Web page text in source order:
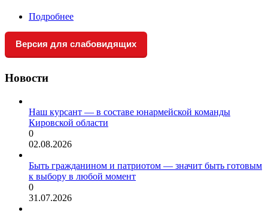
Подробнее
Версия для слабовидящих
Новости
Наш курсант — в составе юнармейской команды
Кировской области
0
02.08.2026
Быть гражданином и патриотом — значит быть готовым
к выбору в любой момент
0
31.07.2026